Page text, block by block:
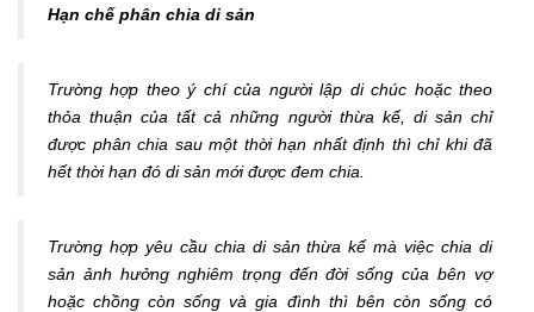
Hạn chế phân chia di sản
Trường hợp theo ý chí của người lập di chúc hoặc theo
thỏa thuận của tất cả những người thừa kế, di sản chỉ
được phân chia sau một thời hạn nhất định thì chỉ khi đã
hết thời hạn đó di sản mới được đem chia.
Trường hợp yêu cầu chia di sản thừa kế mà việc chia di
sản ảnh hưởng nghiêm trọng đến đời sống của bên vợ
hoặc chồng còn sống và gia đình thì bên còn sống có